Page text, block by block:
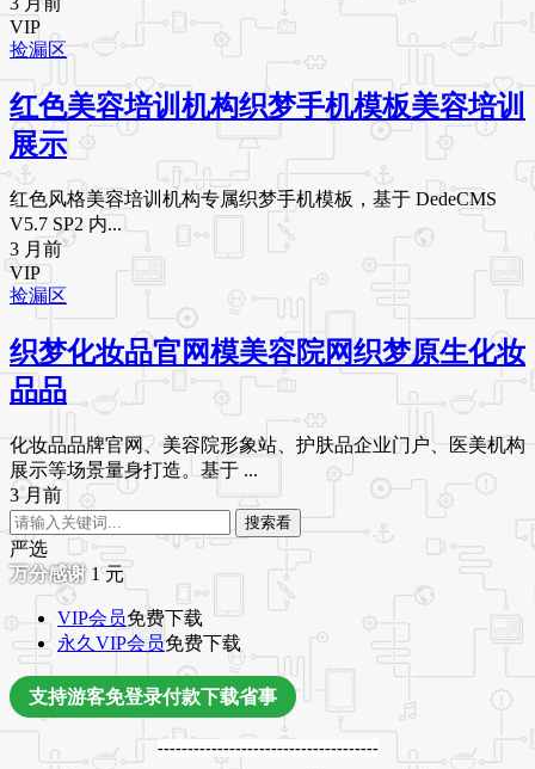
VIP
捡漏区
红色美容培训机构织梦手机模板美容培训
展示
红色风格美容培训机构专属织梦手机模板，基于 DedeCMS
V5.7 SP2 内...
3 月前
VIP
捡漏区
织梦化妆品官网模美容院网织梦原生化妆
品品
化妆品品牌官网、美容院形象站、护肤品企业门户、医美机构
展示等场景量身打造。基于 ...
3 月前
搜索看
严选
1 元
VIP会员免费下载
永久VIP会员免费下载
支持游客免登录付款下载省事
-------------------------------------